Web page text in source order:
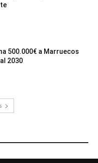
500.000€ a Marruecos
2030